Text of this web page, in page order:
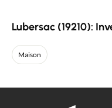
Lubersac (19210):
Maison